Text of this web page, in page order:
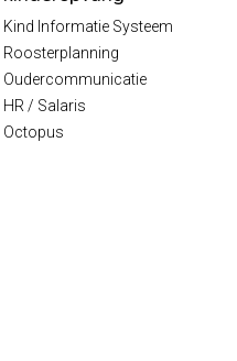
Kind Informatie Systeem
Roosterplanning
Oudercommunicatie
HR / Salaris
Octopus